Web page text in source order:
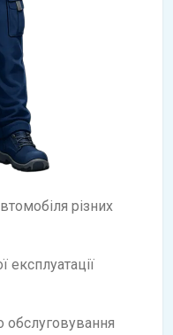
різних
експлуатації
обслуговування